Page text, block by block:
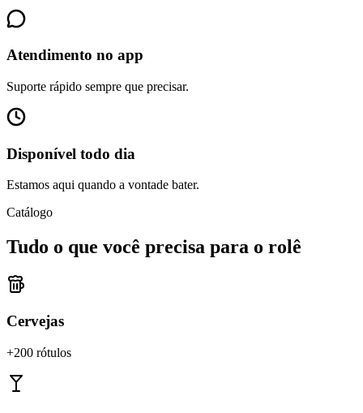
Atendimento no app
Suporte rápido sempre que precisar.
Disponível todo dia
Estamos aqui quando a vontade bater.
Catálogo
Tudo o que você precisa para o rolê
Cervejas
+200 rótulos